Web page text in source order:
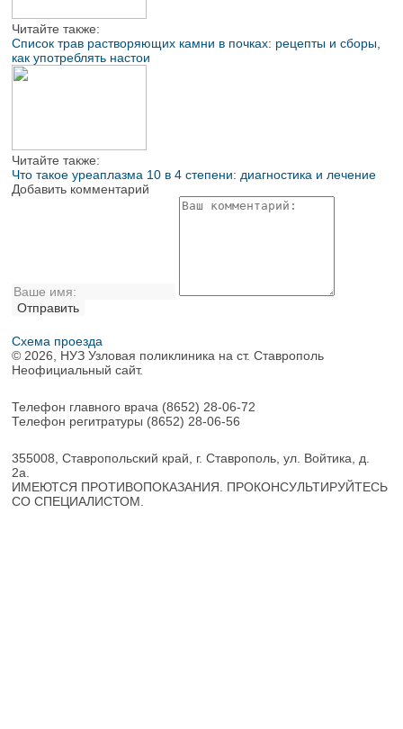
Читайте также:
Список трав растворяющих камни в почках: рецепты и сборы,
как употреблять настои
Читайте также:
Что такое уреаплазма 10 в 4 степени: диагностика и лечение
Добавить комментарий
Схема проезда
© 2026, НУЗ Узловая поликлиника на ст. Ставрополь
Неофициальный сайт.
Телефон главного врача (8652) 28-06-72
Телефон регитратуры (8652) 28-06-56
355008, Ставропольский край, г. Ставрополь, ул. Войтика, д.
2а.
ИМЕЮТСЯ ПРОТИВОПОКАЗАНИЯ. ПРОКОНСУЛЬТИРУЙТЕСЬ
СО СПЕЦИАЛИСТОМ.